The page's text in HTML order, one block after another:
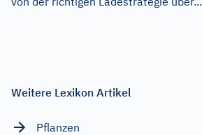
Weitere Lexikon Artikel
Pflanzen